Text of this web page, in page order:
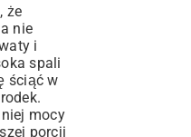
że
nie
i
spali
ściąć w
mocy
porcji